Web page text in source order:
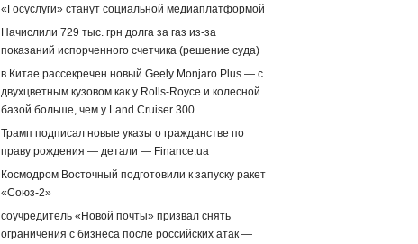
«Госуслуги» станут социальной медиаплатформой
Начислили 729 тыс. грн долга за газ из-за
показаний испорченного счетчика (решение суда)
в Китае рассекречен новый Geely Monjaro Plus — с
двухцветным кузовом как у Rolls-Royce и колесной
базой больше, чем у Land Cruiser 300
Трамп подписал новые указы о гражданстве по
праву рождения — детали — Finance.ua
Космодром Восточный подготовили к запуску ракет
«Союз-2»
соучредитель «Новой почты» призвал снять
ограничения с бизнеса после российских атак —